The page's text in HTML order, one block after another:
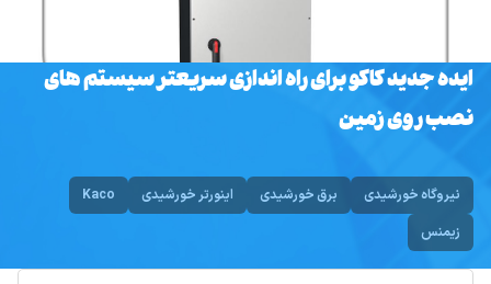
ایده جدید کاکو برای راه اندازی سریعتر سیستم های
نصب روی زمین
نیروگاه خورشیدی برق خورشیدی اینورتر خورشیدی
Kaco
زیمنس